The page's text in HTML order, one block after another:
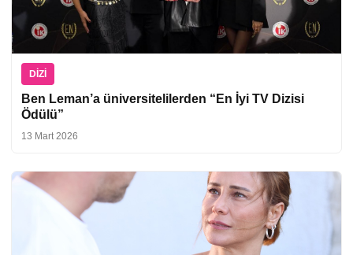
DIZI
Ben Leman’a üniversitelilerden “En İyi TV Dizisi
Ödülü”
13 Mart 2026